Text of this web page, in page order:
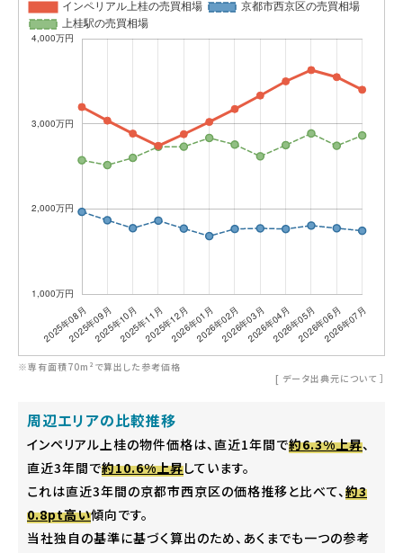
※専有面積70m²で算出した参考価格
[ データ出典元について ］
周辺エリアの比較推移
インペリアル上桂の物件価格は、直近1年間で約6.3%上昇、
直近3年間で約10.6%上昇しています。
これは直近3年間の京都市西京区の価格推移と比べて、 約3
0.8pt高い傾向です。
当社独自の基準に基づく算出のため、あくまでも一つの参考